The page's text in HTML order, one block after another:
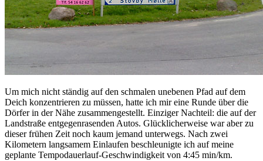
Um mich nicht ständig auf den schmalen unebenen Pfad auf dem
Deich konzentrieren zu müssen, hatte ich mir eine Runde über die
Dörfer in der Nähe zusammengestellt. Einziger Nachteil: die auf der
Landstraße entgegenrasenden Autos. Glücklicherweise war aber zu
dieser frühen Zeit noch kaum jemand unterwegs. Nach zwei
Kilometern langsamem Einlaufen beschleunigte ich auf meine
geplante Tempodauerlauf-Geschwindigkeit von 4:45 min/km.